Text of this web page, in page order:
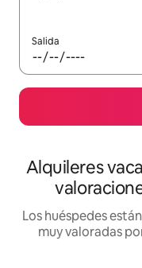
Salida
Alquileres
Los huéspedes
muy valoradas